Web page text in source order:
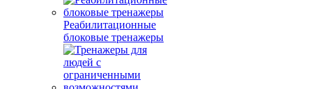
Реабилитационные
блоковые тренажеры